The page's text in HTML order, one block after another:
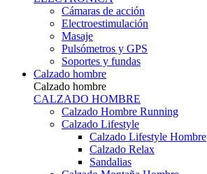
Cámaras de acción
Electroestimulación
Masaje
Pulsómetros y GPS
Soportes y fundas
Calzado hombre
Calzado hombre
CALZADO HOMBRE
Calzado Hombre Running
Calzado Lifestyle
Calzado Lifestyle Hombre
Calzado Relax
Sandalias